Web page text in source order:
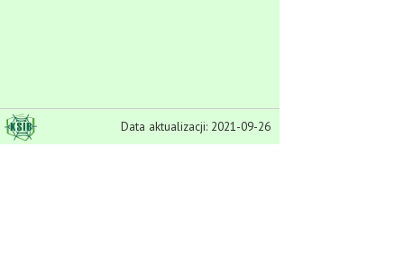
Data aktualizacji: 2021-09-26